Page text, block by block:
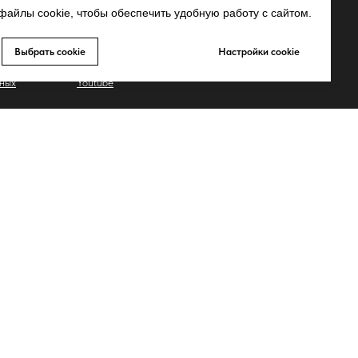
cookie, чтобы обеспечить удобную работу с сайтом.
Выбрать cookie Настройки cookie
Whatsapp
Запрещено-gram
Youtube